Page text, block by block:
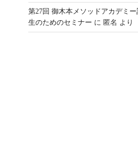
第27回 御木本メソッドアカデミ
生のためのセミナー に 匿名 より